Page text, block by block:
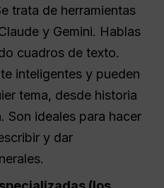
trata de herramientas
y Gemini. Hablas
cuadros de texto.
inteligentes y pueden
tema, desde historia
Son ideales para hacer
y dar